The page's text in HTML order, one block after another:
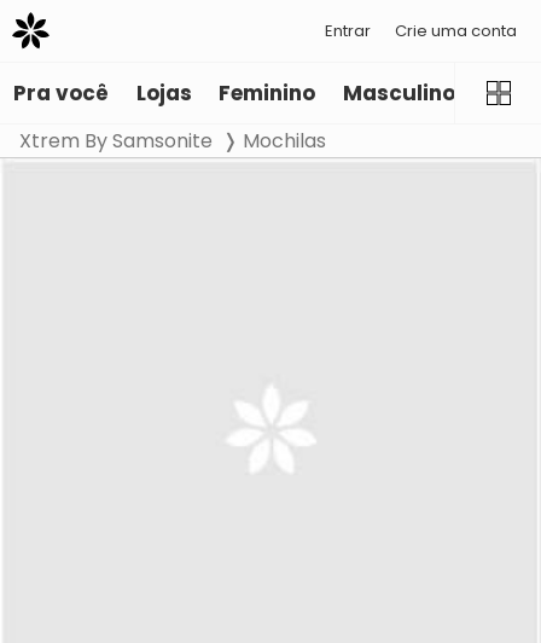
Entrar Crie uma conta
Pra você Lojas Feminino Masculino
Xtrem By Samsonite Mochilas